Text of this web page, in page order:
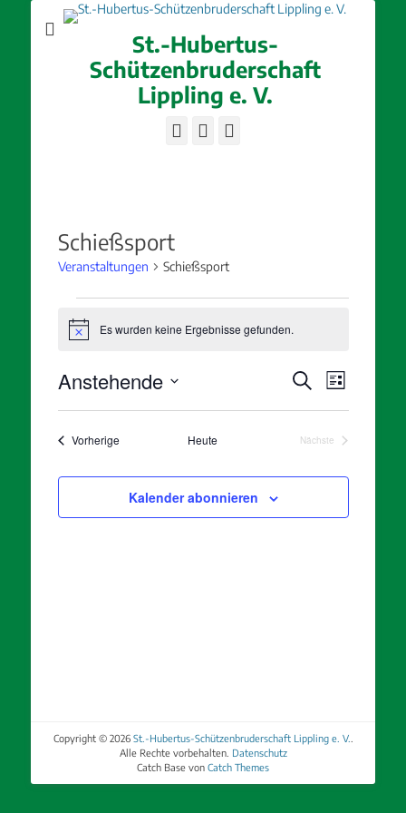
St.-Hubertus-
Schützenbruderschaft
Lippling e. V.
Facebook
Schießsport
Veranstaltungen Schießsport
HinweisEs wurden keine Ergebnisse gefunden.
Ansichten,
Suche Liste
Anstehende
VorherigeVeranstaltungenHeute
Nächste
Kalender abonnieren
Copyright © 2026 St.-Hubertus-Schützenbruderschaft Lippling e. V.
Alle Rechte vorbehalten. Datenschutz
Catch Base von Catch Themes